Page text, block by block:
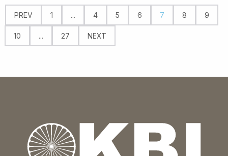
PREV 1 ... 4 5 6 7 8 9
10 ... 27 NEXT